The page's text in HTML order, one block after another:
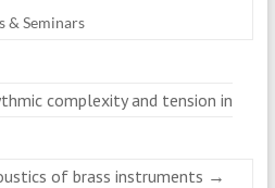
& Seminars
complexity and tension in
of brass instruments →